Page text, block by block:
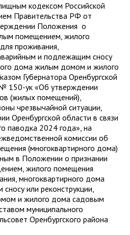
кодексом Российской
Правительства РФ от
Положения о
помещением, жилого
проживания,
и подлежащим сносу
дома жилым домом и жилого
Губернатора Оренбургской
150-ук «Об утверждении
(жилых помещений),
чрезвычайной ситуации,
Оренбургской области в связи
паводка 2024 года», на
комиссии об
(многоквартирного дома)
в Положении о признании
жилого помещения
многоквартирного дома
или реконструкции,
и жилого дома садовым
муниципального
Оренбургского района